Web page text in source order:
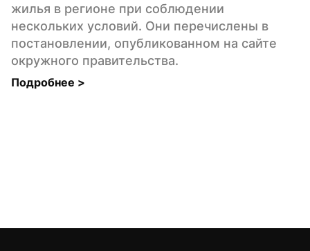
жилья в регионе при соблюдении
нескольких условий. Они перечислены в
постановлении, опубликованном на сайте
окружного правительства.
Подробнее >